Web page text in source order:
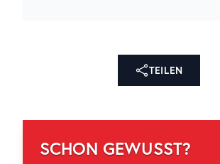
TEILEN
SCHON GEWUSST?